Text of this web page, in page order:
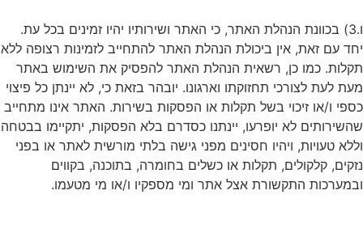
ו.3) בכוונת הנהלת האתר, כי האתר ושירותיו יהיו זמינים בכל עת.
יחד עם זאת, אין ביכולת הנהלת האתר להתחייב לזמינות רצופה ללא
תקלות. כמו כן, רשאית הנהלת האתר להפסיק את השימוש באתר
מעת לעת לצורכי תחזוקתו וארגונו. יובהר בזאת כי, לא יינתן כל פיצוי
כספי ו/או זיכוי בשל תקלות או הפסקות בשירות. האתר אינו מתחייב
שהשירותים לא יופרעו, יינתנו כסדרם בלא הפסקות, יתקיימו בבטחה
וללא טעויות, ויהיו חסינים מפני גישה בלתי מורשית לאתר או בפני
נזקים, קלקולים, תקלות או כשלים בחומרה, בתוכנה, בקווים
ובמערכות התקשורת אצל אתר ומי מספקיו ו/או מי מטעמו.